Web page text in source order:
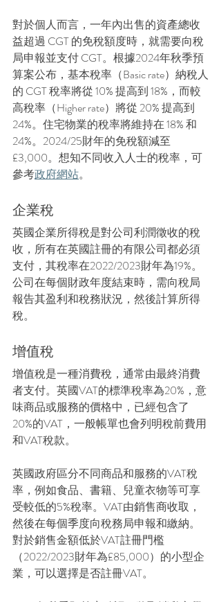
對於個人而言，一年內出售的資產總收
益超過 CGT 的免稅額度時，就需要向稅
局申報並支付 CGT。根據2024年秋季預
算案公布， 基本稅率（Basic rate）納稅人
的 CGT 稅率將從 10% 提高到 18%，而較
高稅率（Higher rate）將從 20% 提高到
24%。住宅物業的稅率將維持在 18% 和
24%。 2024/25財年的免稅額減至
£3,000。想知不同收入人士的稅率，可
參考政府網站。
企業稅
英國企業所得稅是對公司利潤徵收的稅
收，所有在英國註冊的有限公司都必須
支付，其稅率在2022/2023財年為19%。
公司在每個財政年度結束時，需向稅局
報告其盈利和稅務狀況，然後計算所得
稅。
增值稅
增值稅是一種消費稅，通常由最終消費
者支付。英國VAT的標準稅率為20%，意
味商品或服務的價格中，已經包含了
20%的VAT，一般帳單也會列明稅前費用
和VAT稅款。
英國政府區分不同商品和服務的VAT稅
率，例如食品、書籍、兒童衣物等可享
受較低的5%稅率。VAT由銷售商收取，
然後在每個季度向稅務局申報和繳納。
對於銷售金額低於VAT註冊門檻
（2022/2023財年為£85,000）的小型企
業，可以選擇是否註冊VAT。